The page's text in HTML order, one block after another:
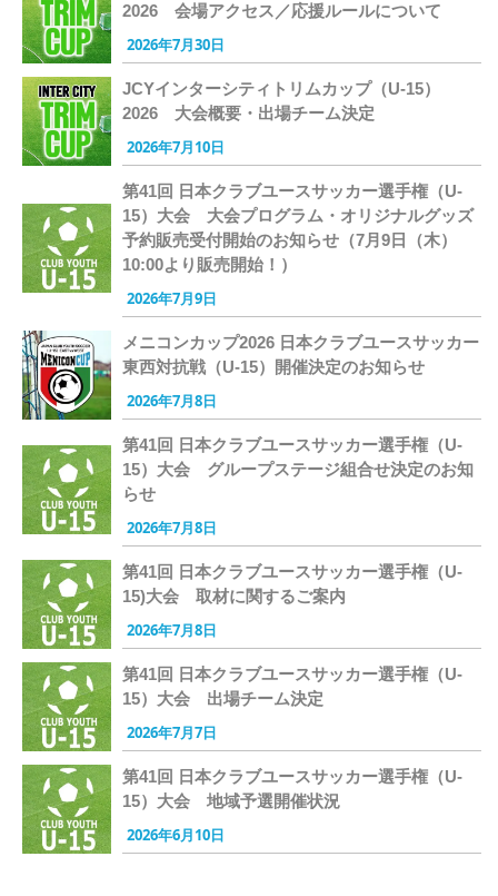
2026 会場アクセス／応援ルールについて
2026年7月30日
JCYインターシティトリムカップ（U-15）
2026 大会概要・出場チーム決定
2026年7月10日
第41回 日本クラブユースサッカー選手権（U-
15）大会 大会プログラム・オリジナルグッズ
予約販売受付開始のお知らせ（7月9日（木）
10:00より販売開始！）
2026年7月9日
メニコンカップ2026 日本クラブユースサッカー
東西対抗戦（U-15）開催決定のお知らせ
2026年7月8日
第41回 日本クラブユースサッカー選手権（U-
15）大会 グループステージ組合せ決定のお知
らせ
2026年7月8日
第41回 日本クラブユースサッカー選手権（U-
15)大会 取材に関するご案内
2026年7月8日
第41回 日本クラブユースサッカー選手権（U-
15）大会 出場チーム決定
2026年7月7日
第41回 日本クラブユースサッカー選手権（U-
15）大会 地域予選開催状況
2026年6月10日